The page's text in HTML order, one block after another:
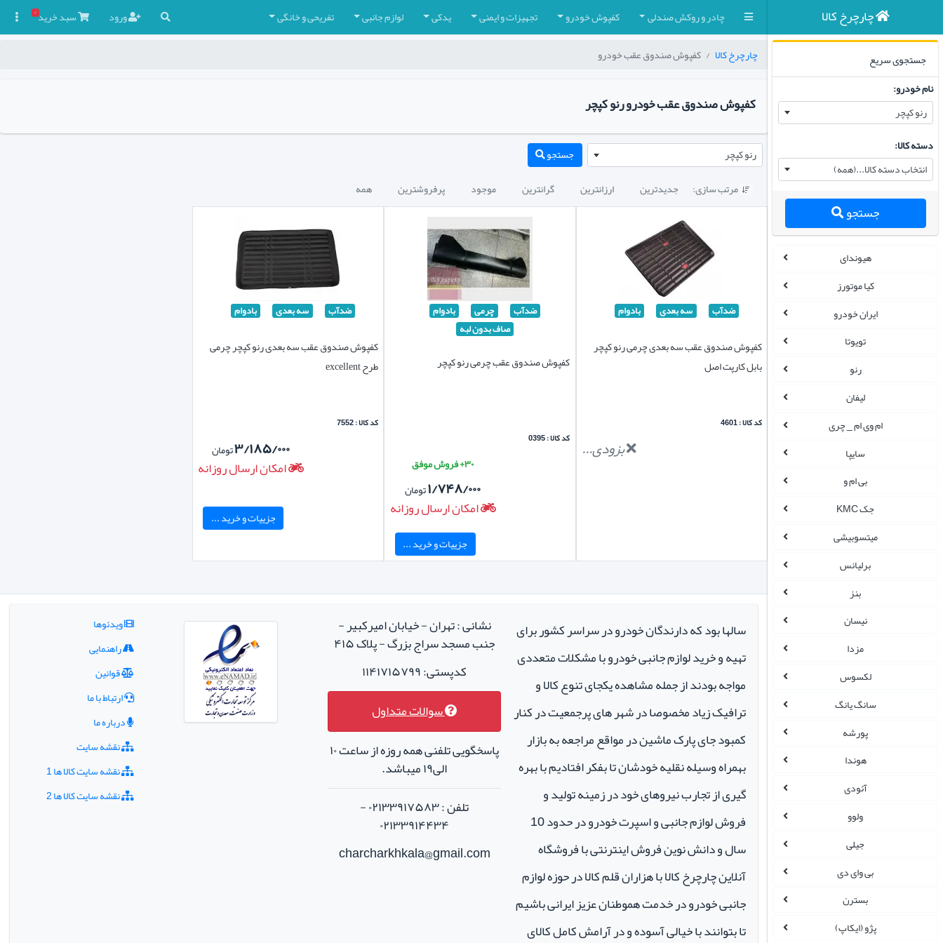
چادر و روکش صندلی کفپوش خودرو تجهیزات و ایمنی یدکی لوازم جانبی تفریحی و خانگی ورود سبدخرید۰ چارچرخ کالا
جستجوی سریع
نام خودرو:
رنو کپچر
دسته کالا:
انتخاب دسته کالا...(همه)
جستجو
هیوندای
کیا موتورز
ایران خودرو
تویوتا
رنو
لیفان
ام وی ام _ چری
سایپا
بی ام و
جک KMC
میتسوبیشی
برلیانس
بنز
نیسان
مزدا
لکسوس
سانگ یانگ
پورشه
هوندا
آئودی
ولوو
جیلی
بی وای دی
بسترن
پژو (ایکاپ)
چارچرخ کالا کفپوش صندوق عقب خودرو
کفپوش صندوق عقب خودرو رنو کپچر
رنو کپچر جستجو
 مرتب سازی: جدیدترین ارزانترین گرانترین موجود پرفروشترین همه
ضدآب سه بعدی بادوام
کفپوش صندوق عقب سه بعدی چرمی رنو کپچر
بابل کارپت اصل
کد کالا : 4601
بزودی...
ضدآب چرمی
بادوام
صاف بدون لبه
کفپوش صندوق عقب چرمی رنو کپچر
کد کالا : 0395
۳۰+ فروش موفق
۱/۷۴۸/۰۰۰تومان
امکان ارسال روزانه
جزییات و خرید ...
ضدآب سه بعدی بادوام
کفپوش صندوق عقب سه بعدی رنو کپچر چرمی
طرح excellent
کد کالا : 7552
۳/۱۸۵/۰۰۰تومان
امکان ارسال روزانه
جزییات و خرید ...
سالها بود که دارندگان خودرو در سراسر کشور برای
تهیه و خرید لوازم جانبی خودرو با مشکلات متعددی
مواجه بودند از جمله مشاهده یکجای تنوع کالا و
ترافیک زیاد مخصوصا در شهر های پرجمعیت در کنار
کمبود جای پارک ماشین در مواقع مراجعه به بازار
بهمراه وسیله نقلیه خودشان تا بفکر افتادیم با بهره
گیری از تجارب نیروهای خود در زمینه تولید و
فروش لوازم جانبی و اسپرت خودرو در حدود 10
سال و دانش نوین فروش اینترنتی با فروشگاه
آنلاین چارچرخ کالا با هزاران قلم کالا در حوزه لوازم
جانبی خودرو در خدمت هموطنان عزیز ایرانی باشیم
تا بتوانند با خیالی آسوده و در آرامش کامل کالای
نشانی : تهران - خیابان امیرکبیر -
جنب مسجد سراج بزرگ - پلاک ۴۱۵
کدپستی: ۱۱۴۱۷۱۵۷۹۹
سوالات متداول
پاسخگویی تلفنی همه روزه از ساعت ۱۰
الی۱۹ میباشد.
تلفن : ۰۲۱۳۳۹۱۷۵۸۳ -
۰۲۱۳۳۹۱۴۴۳۴
charcharkhkala@gmail.com
ویدئوها
راهنمایی
قوانین
ارتباط با ما
درباره ما
نقشه سایت
نقشه سایت کالا ها 1
نقشه سایت کالا ها 2